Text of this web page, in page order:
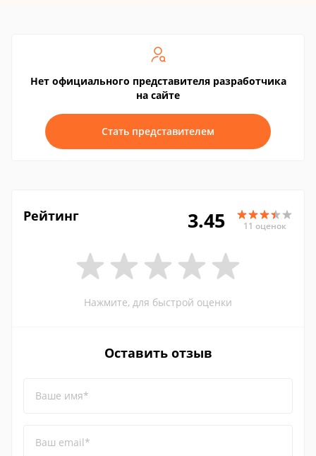
Нет официального представителя разработчика
на сайте
Стать представителем
Рейтинг 3.45 11 оценок
Нажмите, для быстрой оценки
Оставить отзыв
Ваше имя*
Ваш email*